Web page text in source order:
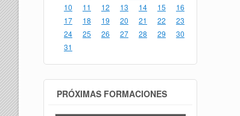
10
11 12 13 14 15
16
17
18 19 20 21 22
23
24
25 26 27 28 29
30
31
PRÓXIMAS FORMACIONES